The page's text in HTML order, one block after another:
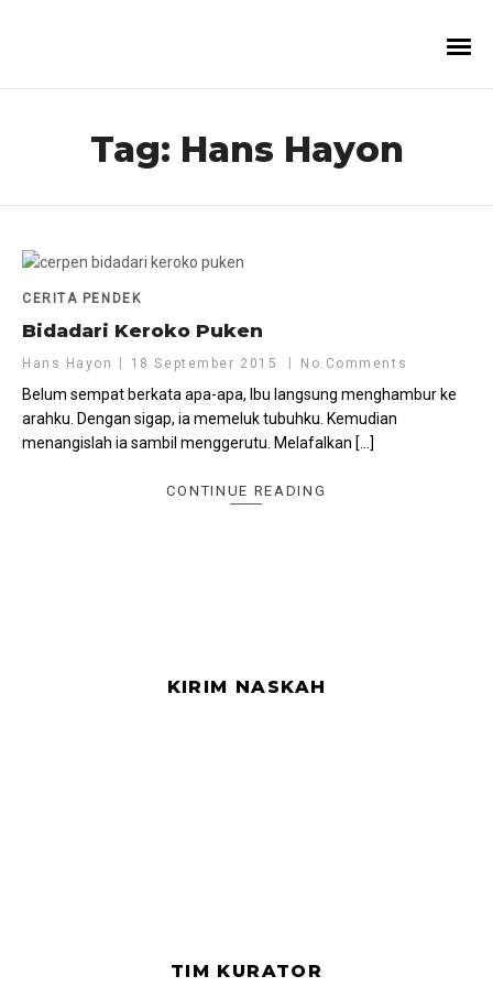
Tag: Hans Hayon
CERITA PENDEK
Bidadari Keroko Puken
Hans Hayon 18 September 2015 No Comments
Belum sempat berkata apa-apa, Ibu langsung menghambur ke
arahku. Dengan sigap, ia memeluk tubuhku. Kemudian
menangislah ia sambil menggerutu. Melafalkan […]
CONTINUE READING
KIRIM NASKAH
TIM KURATOR